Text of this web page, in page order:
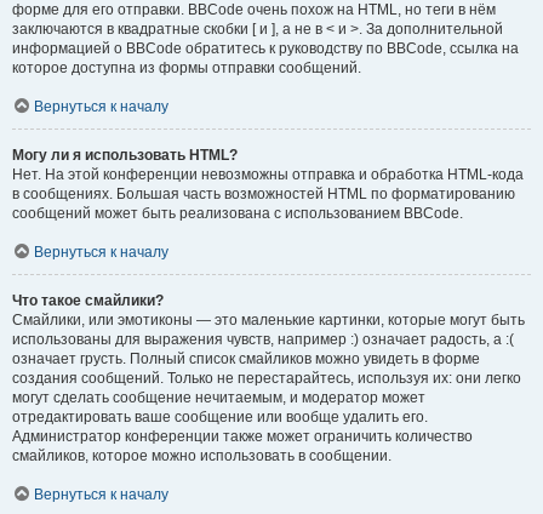
форме для его отправки. BBCode очень похож на HTML, но теги в нём
заключаются в квадратные скобки [ и ], а не в < и >. За дополнительной
информацией о BBCode обратитесь к руководству по BBCode, ссылка на
которое доступна из формы отправки сообщений.
Вернуться к началу
Могу ли я использовать HTML?
Нет. На этой конференции невозможны отправка и обработка HTML-кода
в сообщениях. Большая часть возможностей HTML по форматированию
сообщений может быть реализована с использованием BBCode.
Вернуться к началу
Что такое смайлики?
Смайлики, или эмотиконы — это маленькие картинки, которые могут быть
использованы для выражения чувств, например :) означает радость, а :(
означает грусть. Полный список смайликов можно увидеть в форме
создания сообщений. Только не перестарайтесь, используя их: они легко
могут сделать сообщение нечитаемым, и модератор может
отредактировать ваше сообщение или вообще удалить его.
Администратор конференции также может ограничить количество
смайликов, которое можно использовать в сообщении.
Вернуться к началу